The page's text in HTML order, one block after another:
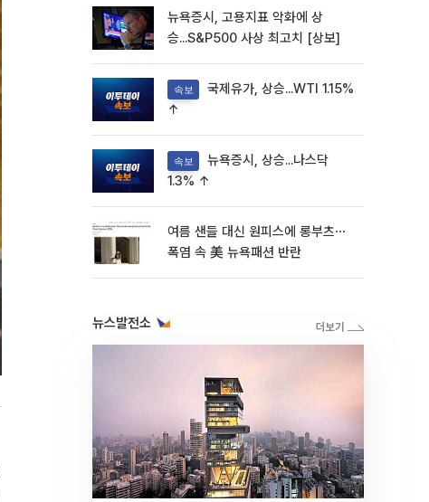
뉴욕증시, 고용지표 악화에 상
승...S&P500 사상 최고치 [상보]
속보
↑
속보
1.3% ↑
여름 샌들 대신 원피스에 롱부츠⋯
폭염 속 美 뉴욕패션 반란
뉴스발전소